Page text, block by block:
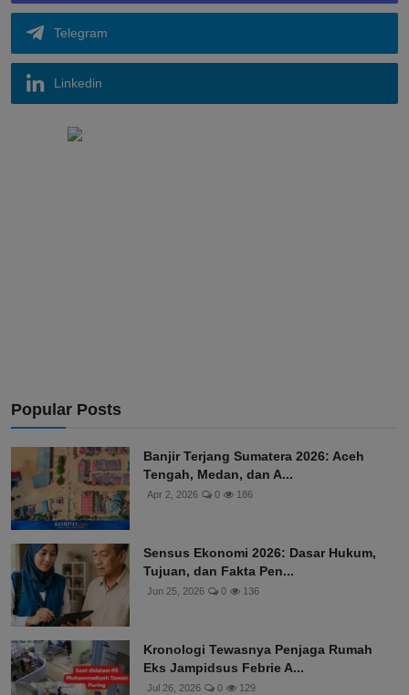
Telegram
Linkedin
Popular Posts
Banjir Terjang Sumatera 2026: Aceh
Tengah, Medan, dan A...
Apr 2, 2026 0 186
Sensus Ekonomi 2026: Dasar Hukum,
Tujuan, dan Fakta Pen...
Jun 25, 2026 0 136
Kronologi Tewasnya Penjaga Rumah
Eks Jampidsus Febrie A...
Jul 26, 2026 0 129